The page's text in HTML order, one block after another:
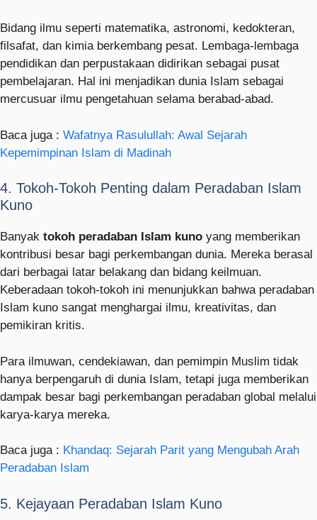
Bidang ilmu seperti matematika, astronomi, kedokteran,
filsafat, dan kimia berkembang pesat. Lembaga-lembaga
pendidikan dan perpustakaan didirikan sebagai pusat
pembelajaran. Hal ini menjadikan dunia Islam sebagai
mercusuar ilmu pengetahuan selama berabad-abad.
Baca juga : Wafatnya Rasulullah: Awal Sejarah
Kepemimpinan Islam di Madinah
4. Tokoh-Tokoh Penting dalam Peradaban Islam
Kuno
Banyak tokoh peradaban Islam kuno yang memberikan
kontribusi besar bagi perkembangan dunia. Mereka berasal
dari berbagai latar belakang dan bidang keilmuan.
Keberadaan tokoh-tokoh ini menunjukkan bahwa peradaban
Islam kuno sangat menghargai ilmu, kreativitas, dan
pemikiran kritis.
Para ilmuwan, cendekiawan, dan pemimpin Muslim tidak
hanya berpengaruh di dunia Islam, tetapi juga memberikan
dampak besar bagi perkembangan peradaban global melalui
karya-karya mereka.
Baca juga : Khandaq: Sejarah Parit yang Mengubah Arah
Peradaban Islam
5. Kejayaan Peradaban Islam Kuno